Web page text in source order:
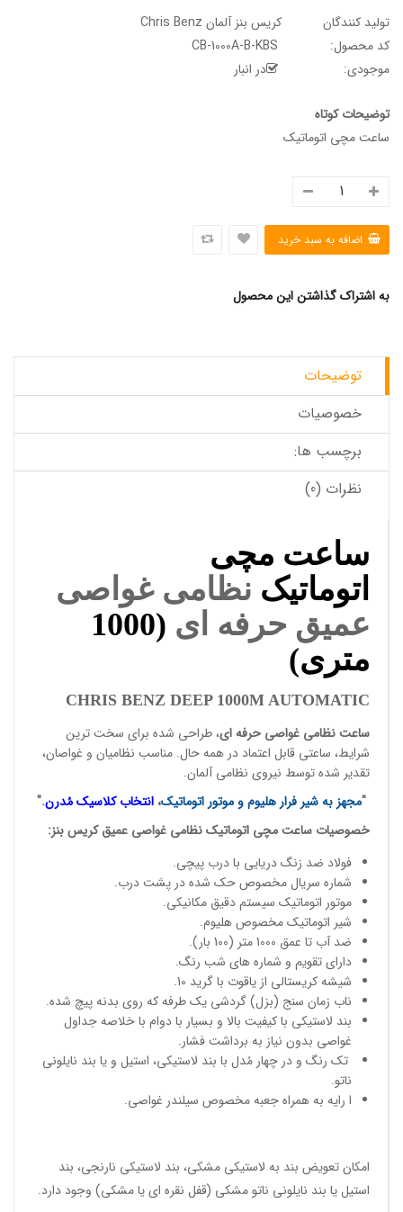
تولید کنندگان
کریس بنز آلمان Chris Benz
کد محصول:
موجودی:
در انبار
توضیحات کوتاه
ساعت مچی اتوماتیک
به اشتراک گذاشتن این محصول
توضیحات
خصوصیات
برچسب ها:
نظرات (0)
ساعت مچی
اتوماتیک نظامی غواصی
عمیق حرفه ای (1000
متری)
CHRIS BENZ DEEP 1000M AUTOMATIC
ساعت نظامی غواصی حرفه ای، طراحی شده برای سخت ترین
شرایط، ساعتی قابل اعتماد در همه حال. مناسب نظامیان و غواصان،
تقدیر شده توسط نیروی نظامی آلمان.
"مجهز به شیر فرار هلیوم و موتور اتوماتیک،انتخاب کلاسیک مُدرن."
خصوصیات ساعت مچی اتوماتیک نظامی غواصی عمیقکریس بنز:
فولاد ضد زنگ دریایی با درب پیچی.
شماره سریال مخصوص حک شده در پشت درب.
موتور اتوماتیک سیستم دقیق مکانیکی.
شیر اتوماتیک مخصوص هلیوم.
ضد آب تا عمق 1000 متر (100 بار).
دارای تقویم و شماره های شب رنگ.
شیشه کریستالی از یاقوت با گرید 10.
ناب زمان سنج (بزل) گردشی یک طرفه که روی بدنه پیچ شده.
بند لاستیکی با کیفیت بالا و بسیار با دوام با خلاصه جداول
غواصی بدون نیاز به برداشت فشار.
تک رنگ و در چهار مُدل با بند لاستیکی، استیل و یا بند نایلونی
ناتو.
ا رایه به همراه جعبه مخصوص سیلندر غواصی.
امکان تعویض بند به لاستیکی مشکی، بند لاستیکی نارنجی، بند
استیل یا بند نایلونی ناتو مشکی (قفل نقره ای یا مشکی) وجود دارد.